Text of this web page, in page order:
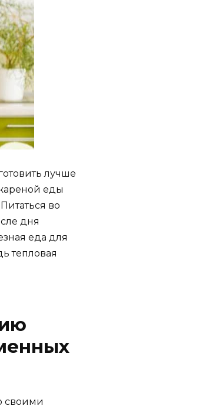
лучше
еды
во
дня
еда для
тепловая
своими